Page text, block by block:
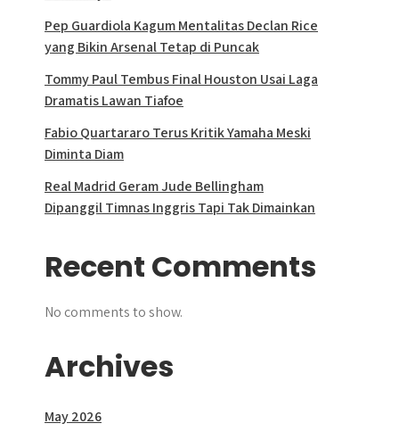
Pep Guardiola Kagum Mentalitas Declan Rice
yang Bikin Arsenal Tetap di Puncak
Tommy Paul Tembus Final Houston Usai Laga
Dramatis Lawan Tiafoe
Fabio Quartararo Terus Kritik Yamaha Meski
Diminta Diam
Real Madrid Geram Jude Bellingham
Dipanggil Timnas Inggris Tapi Tak Dimainkan
Recent Comments
No comments to show.
Archives
May 2026